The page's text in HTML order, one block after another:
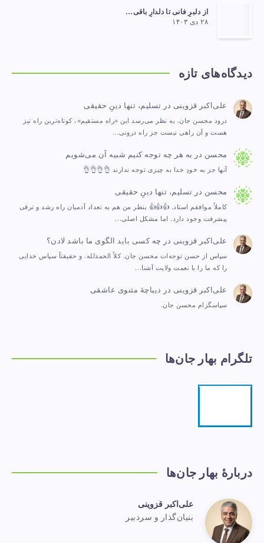
از دلبرِ فانی تا دلدارِ باقی…
۲۸ دی ۱۴۰۳
دیدگاه‌های تازه
علی‌اکبر قزوینی در تسلیم، تنها دینِ حقیقی
درود محسن جان. به نظر می‌رسد این «راه مستقیم»، کوتاه‌ترین راه نیز
هست و آن راهی نیست جز راه درونی…
محسن در به هر چه توجه کنیم شبیه آن می‌شویم
آنها جز به خودِ خدا به چیزی توجه ندارند 👌👌👌👌
محسن در تسلیم، تنها دینِ حقیقی
کاملاً موافقم استاد. 👍👍👍 بنظر من هم به تعداد آدمیان راه رشد و ترقی
پیشرفت وجود دارد. اما مشکل اصلی…
علی‌اکبر قزوینی در چه کسی باید الگوی ما باشد لادن؟
سپاس از حسن توجه‌ات محسن جان. کلاً الحمدلله. و حقیقتاً سپاس خدایی
را که ما را با نعمت ولایت آشنا…
علی‌اکبر قزوینی در دیباچهٔ مثنوی عاشقی
سپاسگزام محسن جان.
تلگرام بهار جان‌ها
دربارهٔ بهار جان‌ها
علی‌اکبرعلی‌اکبر قزوینی
بنیان‌گذار و سردبیر